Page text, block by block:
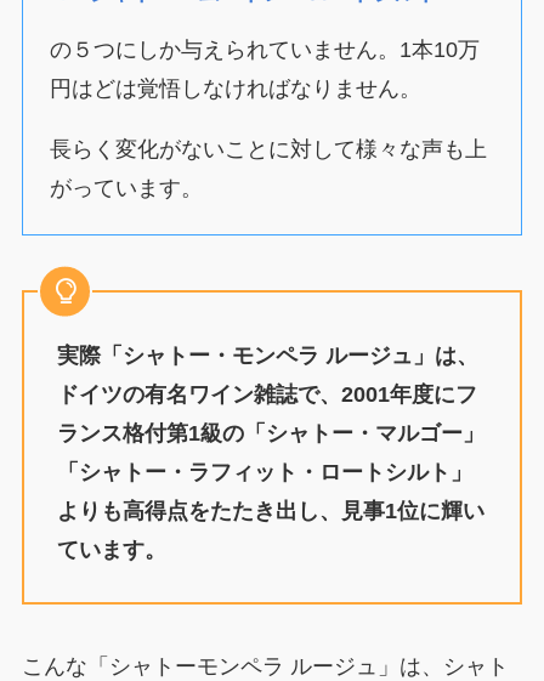
の５つにしか与えられていません。1本10万
円はどは覚悟しなければなりません。
長らく変化がないことに対して様々な声も上
がっています。
実際「シャトー・モンペラ ルージュ」は、
ドイツの有名ワイン雑誌で、2001年度にフ
ランス格付第1級の「シャトー・マルゴー」
「シャトー・ラフィット・ロートシルト」
よりも高得点をたたき出し、見事1位に輝い
ています。
こんな「シャトーモンペラ ルージュ」は、シャト